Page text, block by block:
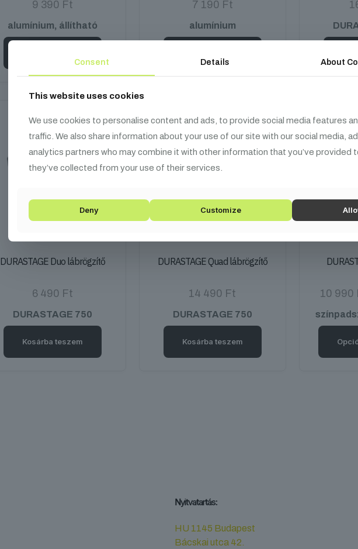
9 390 Ft
alumínium, állítható
7 190 Ft
alumínium
DURASTAGE Duo lábrögzítő
6 490 Ft
DURASTAGE 750
Kosárba teszem
DURASTAGE Quad lábrögzítő
14 490 Ft
DURASTAGE 750
Kosárba teszem
10 990
Nyitvatartás:
HU 1145 Budapest
Bácskai utca 42.
Consent Details About
This website uses cookies
We use cookies to personalise content and ads, to provide social media features
traffic. We also share information about your use of our site with our social media,
analytics partners who may combine it with other information that you’ve provided
they’ve collected from your use of their services.
Deny Customize